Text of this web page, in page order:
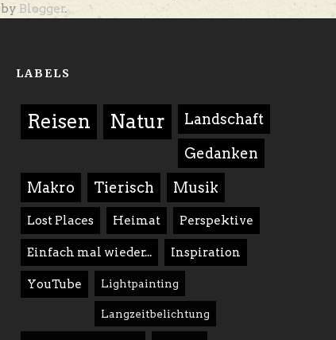
by Blogger.
LABELS
Reisen Natur Landschaft
Gedanken
Makro Tierisch Musik
Lost Places Heimat Perspektive
Einfach mal wieder... Inspiration
YouTube Lightpainting
Langzeitbelichtung